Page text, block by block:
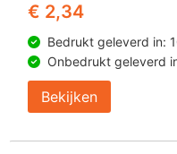
€ 2,34
Bedrukt geleverd in:
Onbedrukt geleverd
Bekijken